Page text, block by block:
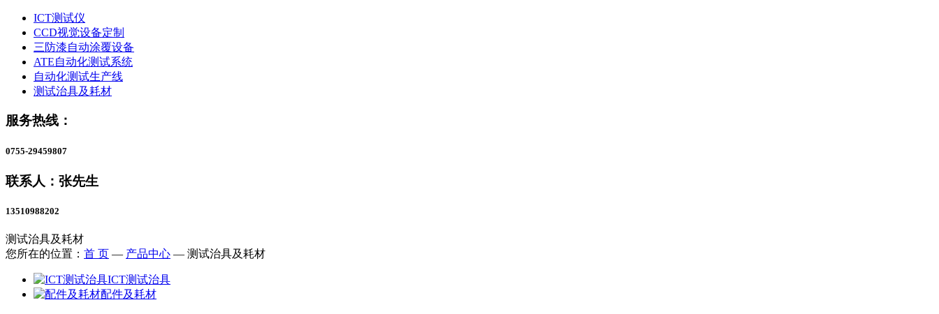
ICT测试仪
CCD视觉设备定制
三防漆自动涂覆设备
ATE自动化测试系统
自动化测试生产线
测试治具及耗材
服务热线：
0755-29459807
联系人：张先生
13510988202
测试治具及耗材
您所在的位置： 首 页 — 产品中心 — 测试治具及耗材
ICT测试治具
配件及耗材